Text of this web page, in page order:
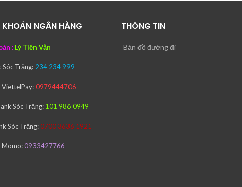
NGÂN HÀNG
:Lý Tiến Văn
Sóc Trăng: 234 234 999
ViettelPay:0979444706
Sóc Trăng: 101 986 0949
Sóc Trăng: 0700 3636 1921
Momo:0933427766
THÔNG TIN
Bản đồ đường đi